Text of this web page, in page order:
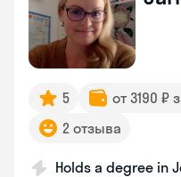
5 от 3190 ₽
2 отзыва
Holds a degree in